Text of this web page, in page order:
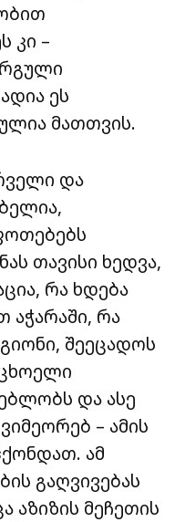
კი –
ეს
მათთვის.
და
თავისი ხედვა,
რა ხდება
აჭარაში, რა
შეეცადოს
და ასე
– ამის
ამ
გაღვივებას
აზიზის მეჩეთის